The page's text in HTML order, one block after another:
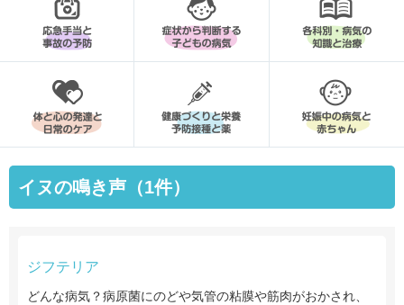
イヌの鳴き声（1件）
ジフテリア
どんな病気？病原菌にのどや気管の粘膜や筋肉がおかされ、